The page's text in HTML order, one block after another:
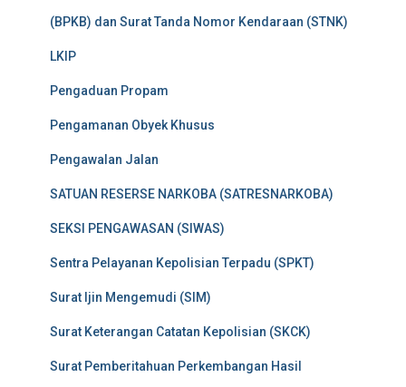
(BPKB) dan Surat Tanda Nomor Kendaraan (STNK)
LKIP
Pengaduan Propam
Pengamanan Obyek Khusus
Pengawalan Jalan
SATUAN RESERSE NARKOBA (SATRESNARKOBA)
SEKSI PENGAWASAN (SIWAS)
Sentra Pelayanan Kepolisian Terpadu (SPKT)
Surat Ijin Mengemudi (SIM)
Surat Keterangan Catatan Kepolisian (SKCK)
Surat Pemberitahuan Perkembangan Hasil